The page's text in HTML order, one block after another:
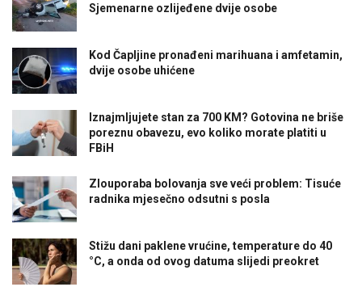
Sjemenarne ozlijeđene dvije osobe
Kod Čapljine pronađeni marihuana i amfetamin,
dvije osobe uhićene
Iznajmljujete stan za 700 KM? Gotovina ne briše
poreznu obavezu, evo koliko morate platiti u
FBiH
Zlouporaba bolovanja sve veći problem: Tisuće
radnika mjesečno odsutni s posla
Stižu dani paklene vrućine, temperature do 40
°C, a onda od ovog datuma slijedi preokret